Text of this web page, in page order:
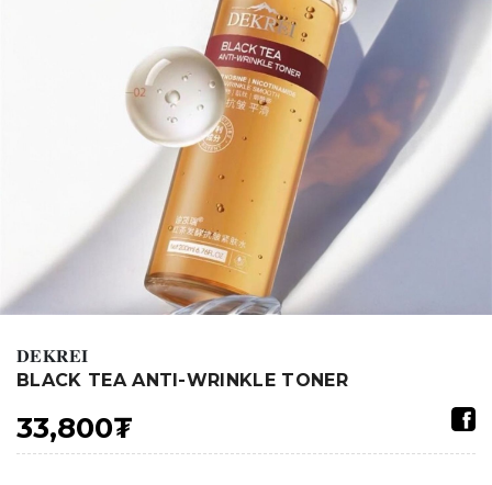
𝐃𝐄𝐊𝐑𝐄𝐈
BLACK TEA ANTI-WRINKLE TONER
33,800₮